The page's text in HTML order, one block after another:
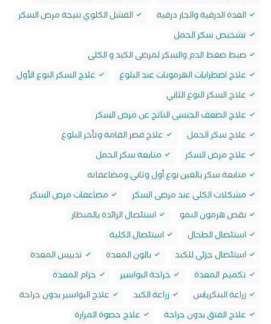
الغدة الدرقية والجار درقية
الفشل الكلوي نتيجة مرض السكر
تشخيص سكر الحمل
ضبط ضغط الدم والسكر لمرضى الكبد و الكلى
علاج اضطرابات الهرمونات عند البلوغ
علاج السكر النوع الأول
علاج السكر النوع الثاني
علاج الضعف الجنسى الناتج عن مرض السكر
علاج سكر الحمل
علاج قصر القامة وتأخر البلوغ
علاج مرض السكر
متابعة سكر الحمل
متابعة سكر بالغين نوع أول وثاني ومضاعفاته
مشكلات الكلى عند مرضى السكر
مضاعفات مرض السكر
نقص هرمون النمو
استئصال الزائدة بالمنظار
استئصال الطحال
استئصال الكلية
استئصال جزئي للكبد
بالون المعدة
تدبيس المعدة
تكميم المعدة
جراحة البواسير
حزام المعدة
زراعة البنكرياس
زراعة الكبد
علاج البواسير بدون جراحة
علاج الفتق بدون جراحة
علاج حصوة المرارة